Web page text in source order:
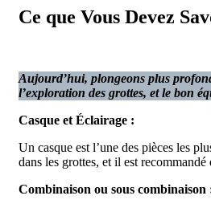
Ce que Vous Devez
Aujourd’hui, plongeons plus
l’exploration des grottes, et le bon
Casque et Éclairage :
Un casque est l’une des pièces les
dans les grottes, et il est
Combinaison ou sous combinaison